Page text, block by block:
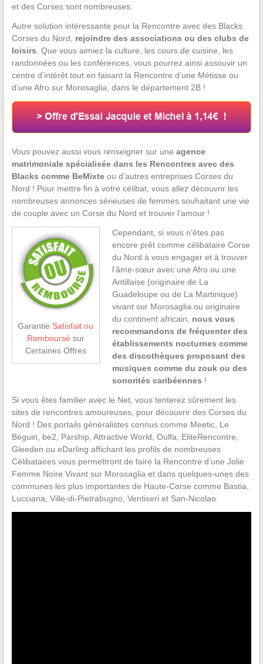
et des Corses sont nombreuses.
Autre solution intéressante pour la Rencontre avec des Blacks
Corses du Nord, rejoindre des associations ou des clubs de
loisirs . Que vous aimiez la culture, les cours de cuisine, les
randonnées ou les conférences, vous pourrez ainsi assouvir un
centre d’intérêt tout en faisant la Rencontre d’une Métisse ou
d’une Afro sur Morosaglia, dans le département 2B !
Vous pouvez aussi vous renseigner sur une agence
matrimoniale spécialisée dans les Rencontres avec des
Blacks comme BeMixteou d’autres entreprises Corses du
Nord ! Pour mettre fin à votre célibat, vous allez découvrir les
nombreuses annonces sérieuses de femmes souhaitant une vie
de couple avec un Corse du Nord et trouver l’amour !
Garantie Satisfait ou
Remboursé sur
Certaines Offres
Cependant, si vous n’êtes pas
encore prêt comme célibataire Corse
du Nord à vous engager et à trouver
l’âme-sœur avec une Afro ou une
Antillaise (originaire de La
Guadeloupe ou de La Martinique)
vivant sur Morosaglia ou originaire
du continent africain, nous vous
recommandons de fréquenter des
établissements nocturnes comme
des discothèques proposant des
musiques comme du zouk ou des
sonorités caribéennes !
Si vous êtes familier avec le Net, vous tenterez sûrement les
sites de rencontres amoureuses, pour découvrir des Corses du
Nord ! Des portails généralistes connus comme Meetic, Le
Béguin, be2, Parship, Attractive World, Oulfa, EliteRencontre,
Gleeden ou eDarling affichant les profils de nombreuses
Célibataires vous permettront de faire la Rencontre d’une Jolie
Femme Noire Vivant sur Morosaglia et dans quelques-unes des
communes les plus importantes de Haute-Corse comme Bastia,
Lucciana, Ville-di-Pietrabugno, Ventiseri et San-Nicolao.